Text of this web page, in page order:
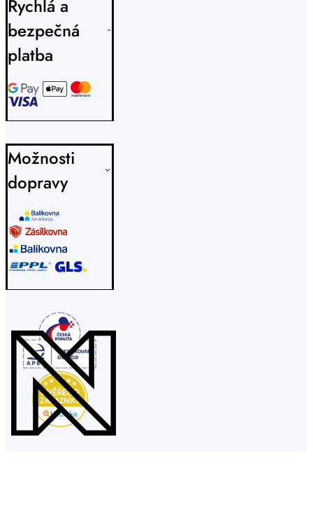
Rychlá a
bezpečná
platba
Možnosti
dopravy